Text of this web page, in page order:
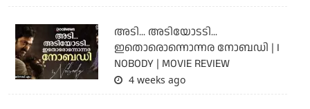
അടി... അടിയോടടി...
ഇതൊരൊന്നൊന്നര നോബഡി | I
NOBODY | MOVIE REVIEW
4 weeks ago